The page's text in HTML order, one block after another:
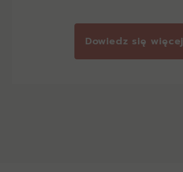
Dowiedz się więcej